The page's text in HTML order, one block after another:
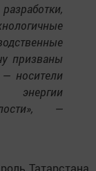
призваны
носители
—
Татарстана